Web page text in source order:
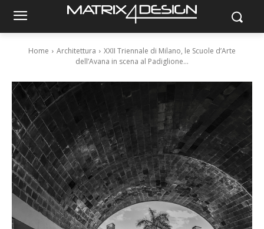
Home Architettura
XXII Triennale di Milano, le Scuole d’Arte
dell’Avana in scena al Padiglione...